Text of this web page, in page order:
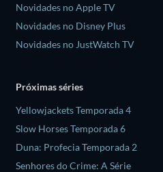
Novidades no Apple TV
Novidades no Disney Plus
Novidades no JustWatch TV
Próximas séries
Yellowjackets Temporada 4
Slow Horses Temporada 6
Duna: Profecia Temporada 2
Senhores do Crime: A Série